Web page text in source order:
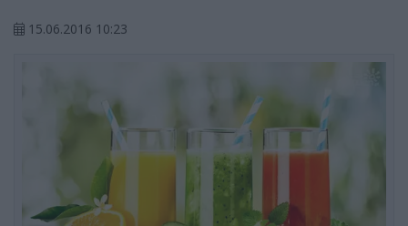
15.06.2016 10:23